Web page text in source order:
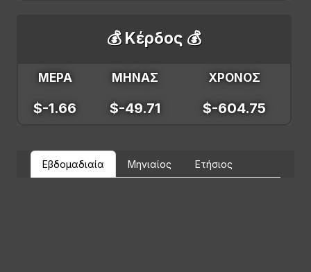
💰 Κέρδος 💰
ΜΕΡΑ ΜΗΝΑΣ ΧΡΟΝΟΣ
$-1.66 $-49.71 $-604.75
Εβδομαδιαία Μηνιαίος Ετήσιος